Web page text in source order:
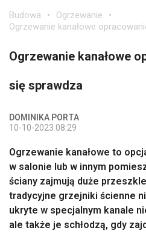
Budowa
Ogrzewanie
Ogrzewanie kanałowe
Ogrzewanie kanałowe
się sprawdza
DOMINIKA PORTA
10-10-2023 08:29
Ogrzewanie kanałowe to
w salonie lub w innym
ściany zajmują duże
tradycyjne grzejniki ścienne
ukryte w specjalnym kanale
ale także je schłodzą, gdy